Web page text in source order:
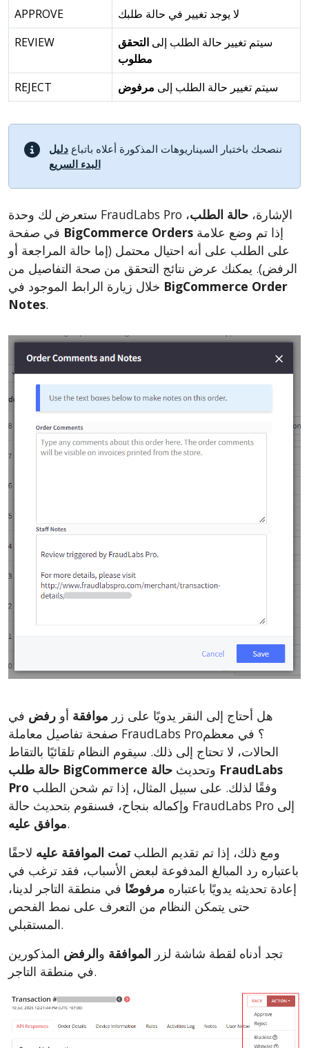
APPROVE
لا يوجد تغيير في حالة طلبك
REVIEW
سيتم تغيير حالة الطلب إلى التحقق
مطلوب
REJECT
سيتم تغيير حالة الطلب إلى مرفوض
ننصحك باختبار السيناريوهات المذكورة أعلاه باتباعدليل
البدء السريع
ستعرض لك وحدة FraudLabs Pro الإشارة، حالة الطلب،
BigCommerce Orders
على الطلب على أنه احتيال محتمل (إما حالة المراجعة أو
الرفض). يمكنك عرض نتائج التحقق من صحة التفاصيل من
BigCommerce Order
Notes.
هل أحتاج إلى النقر يدويًا على زر موافقة أو رفض في
صفحة تفاصيل معاملة FraudLabs Pro؟ في معظم
الحالات، لا تحتاج إلى ذلك. سيقوم النظام تلقائيًا بالتقاط
حالة طلب BigCommerce
وتحديث حالة FraudLabs
Pro
وإكماله بنجاح، فسنقوم بتحديث حالة FraudLabs Pro إلى
موافق عليه.
ومع ذلك، إذا تم تقديم الطلبتمت الموافقة عليه لاحقًا
باعتباره رد المبالغ المدفوعة لبعض الأسباب، فقد ترغب في
إعادة تحديثه يدويًا باعتباره مرفوضًا في منطقة التاجر لدينا،
حتى يتمكن النظام من التعرف على نمط الفحص
المستقبلي.
تجد أدناه لقطة شاشة لزر الموافقة والرفض المذكورين
في منطقة التاجر.